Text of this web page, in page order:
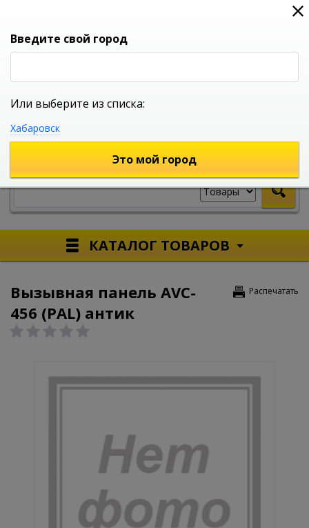
0
УНИВЕРСАЛЬНЫЙ ИНТЕРНЕТ МАГАЗИН
КАТАЛОГ ТОВАРОВ
Распечатать
Вызывная панель AVC-
456 (PAL) антик
Введите свой город
Или выберите из списка:
Хабаровск
Это мой город